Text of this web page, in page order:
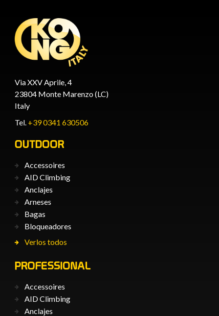
Via XXV Aprile, 4
23804 Monte Marenzo (LC)
Italy
Tel. +39 0341 630506
OUTDOOR
Accessoires
AID Climbing
Anclajes
Arneses
Bagas
Bloqueadores
Verlos todos
PROFESSIONAL
Accessoires
AID Climbing
Anclajes